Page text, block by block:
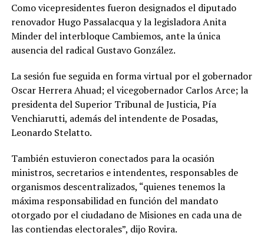
Como vicepresidentes fueron designados el diputado
renovador Hugo Passalacqua y la legisladora Anita
Minder del interbloque Cambiemos, ante la única
ausencia del radical Gustavo González.
La sesión fue seguida en forma virtual por el gobernador
Oscar Herrera Ahuad; el vicegobernador Carlos Arce; la
presidenta del Superior Tribunal de Justicia, Pía
Venchiarutti, además del intendente de Posadas,
Leonardo Stelatto.
También estuvieron conectados para la ocasión
ministros, secretarios e intendentes, responsables de
organismos descentralizados, “quienes tenemos la
máxima responsabilidad en función del mandato
otorgado por el ciudadano de Misiones en cada una de
las contiendas electorales”, dijo Rovira.